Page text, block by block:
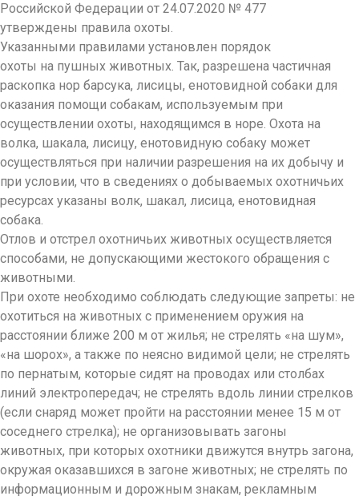
Российской Федерации от 24.07.2020 № 477
утверждены правила охоты.
Указанными правилами установлен порядок
охоты на пушных животных. Так, разрешена частичная
раскопка нор барсука, лисицы, енотовидной собаки для
оказания помощи собакам, используемым при
осуществлении охоты, находящимся в норе. Охота на
волка, шакала, лисицу, енотовидную собаку может
осуществляться при наличии разрешения на их добычу и
при условии, что в сведениях о добываемых охотничьих
ресурсах указаны волк, шакал, лисица, енотовидная
собака.
Отлов и отстрел охотничьих животных осуществляется
способами, не допускающими жестокого обращения с
животными.
При охоте необходимо соблюдать следующие запреты: не
охотиться на животных с применением оружия на
расстоянии ближе 200 м от жилья; не стрелять «на шум»,
«на шорох», а также по неясно видимой цели; не стрелять
по пернатым, которые сидят на проводах или столбах
линий электропередач; не стрелять вдоль линии стрелков
(если снаряд может пройти на расстоянии менее 15 м от
соседнего стрелка); не организовывать загоны
животных, при которых охотники движутся внутрь загона,
окружая оказавшихся в загоне животных; не стрелять по
информационным и дорожным знакам, рекламным